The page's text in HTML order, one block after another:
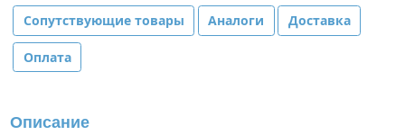
Сопутствующие товары Аналоги Доставка
Оплата
Описание